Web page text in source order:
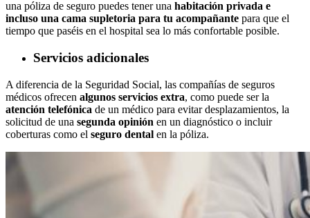
una póliza de seguro puedes tener una habitación privada e
incluso una cama supletoria para tu acompañante para que el
tiempo que paséis en el hospital sea lo más confortable posible.
Servicios adicionales
A diferencia de la Seguridad Social, las compañías de seguros
médicos ofrecen algunos servicios extra, como puede ser la
atención telefónica de un médico para evitar desplazamientos, la
solicitud de una segunda opinión en un diagnóstico o incluir
coberturas como el seguro dental en la póliza.